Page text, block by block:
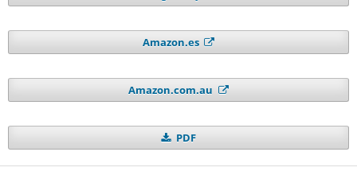
Amazon.es
Amazon.com.au
PDF